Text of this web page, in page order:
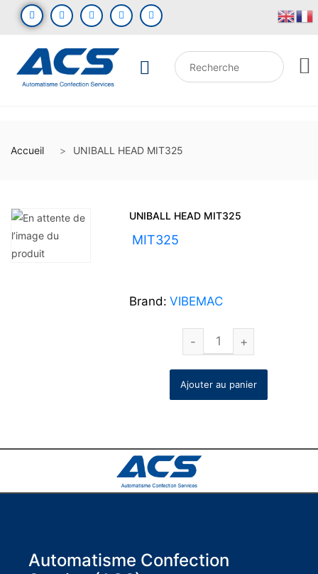
Accueil UNIBALL HEAD MIT325
UNIBALL HEAD MIT325
MIT325
Brand: VIBEMAC
Ajouter au panier
Automatisme Confection